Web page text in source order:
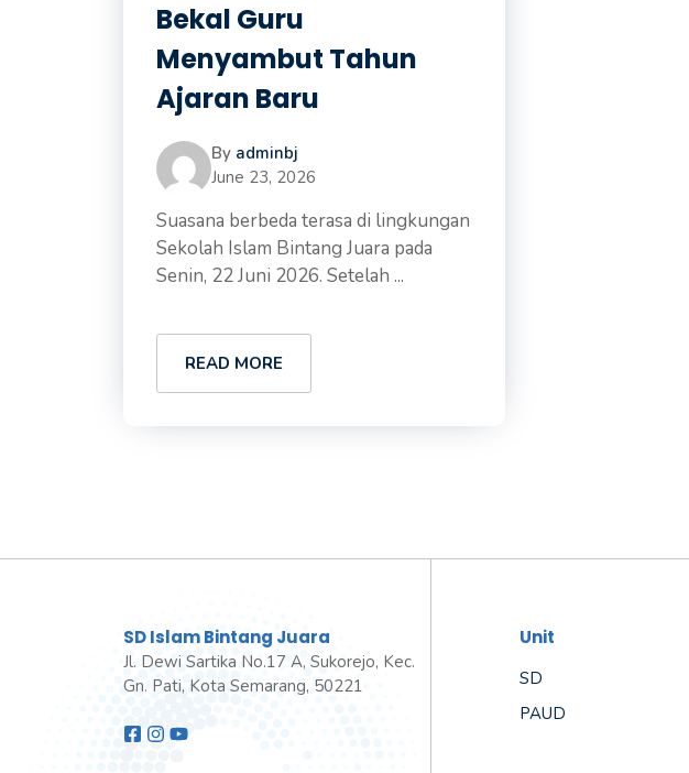
Bekal Guru
Menyambut Tahun
Ajaran Baru
By adminbj
June 23, 2026
Suasana berbeda terasa di lingkungan
Sekolah Islam Bintang Juara pada
Senin, 22 Juni 2026. Setelah ...
READ MORE
SD Islam Bintang Juara
Jl. Dewi Sartika No.17 A, Sukorejo, Kec.
Gn. Pati, Kota Semarang, 50221
Unit
SD
PAUD